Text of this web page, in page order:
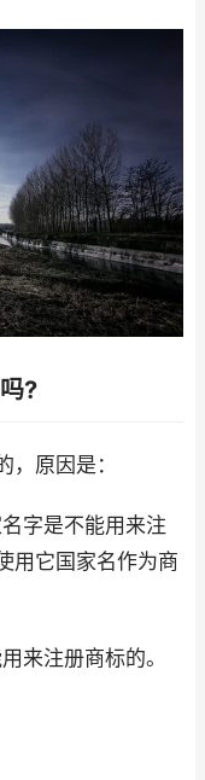
?
原因是：
字是不能用来注
用它国家名作为商
来注册商标的。